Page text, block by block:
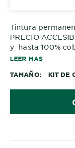
Tintura
PRECIO
y hasta 100%
enriquecida con
un 2X brillo
LEER MAS
TAMAÑO KIT DE